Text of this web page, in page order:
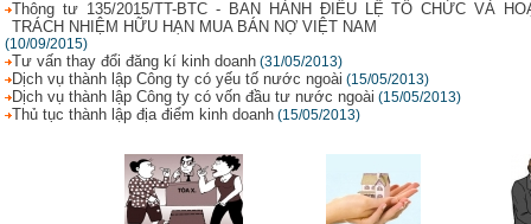
Thông tư 135/2015/TT-BTC - BAN HÀNH ĐIỀU LỆ TỔ CHỨC VÀ
TRÁCH NHIỆM HỮU HẠN MUA BÁN NỢ VIỆT NAM
(10/09/2015)
Tư vấn thay đổi đăng kí kinh doanh (31/05/2013)
Dịch vụ thành lập Công ty có yếu tố nước ngoài (15/05/2013)
Dịch vụ thành lập Công ty có vốn đầu tư nước ngoài (15/05/2013)
Thủ tục thành lập địa điểm kinh doanh (15/05/2013)